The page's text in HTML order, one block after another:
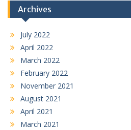
Archives
July 2022
April 2022
March 2022
February 2022
November 2021
August 2021
April 2021
March 2021